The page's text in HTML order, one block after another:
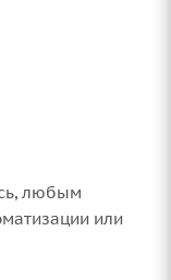
любым
или